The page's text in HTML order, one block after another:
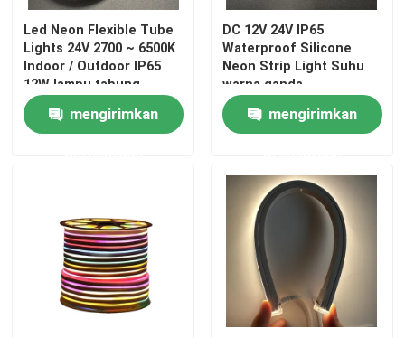
Led Neon Flexible Tube
Lights 24V 2700 ~ 6500K
Indoor / Outdoor IP65
12W lampu tabung
silikon
mengirimkan
DC 12V 24V IP65
Waterproof Silicone
Neon Strip Light Suhu
warna ganda
mengirimkan